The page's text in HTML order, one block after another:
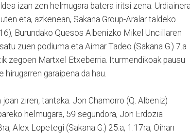
izan zen helmugara batera iritsi zena.
eta, azkenean, Sakana Group-Aralar taldeko
Burundako Quesos Albenizko Mikel Uncillaren
zuen podiuma eta Aimar Tadeo (Sakana G.) 7.a
zegoen Martxel Etxeberria. Iturmendikoak pausu
garaipena da hau.
ziren, tantaka. Jon Chamorro (Q. Albeniz)
helmugara, 59 segundora, Jon Erdozia
Alex Lopetegi (Sakana G.) 25.a, 1:17ra, Oihan